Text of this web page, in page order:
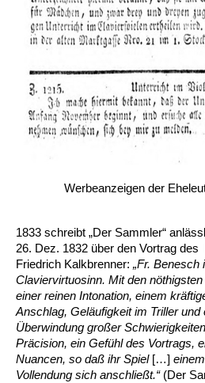
Werbeanzeigen der
1833 schreibt „Der Sammler“
26. Dez. 1832 über den Vortrag
Friedrich Kalkbrenner: „Fr. Benesch
Claviervirtuosinn. Mit den
einer reinen Intonation, einem
Anschlag, Geläufigkeit im Triller und
Überwindung großer
Präcision, ein Gefühl des Vortrags,
Nuancen, so daß ihr Spiel[…]
Vollendung sich anschließt.“ (Der